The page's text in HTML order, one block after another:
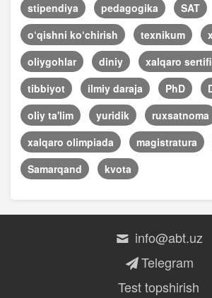
stipendiya
pedagogika
SAT
o‘qishni ko‘chirish
texnikum
oliygohlar
diniy xalqaro
tibbiyot
ilmiy daraja PhD
oliy ta'lim
yuridik
ruxsatnoma
xalqaro olimpiada
magistratura
Samarqand
kvota
info@abt.uz
Telegram
Test topshirish